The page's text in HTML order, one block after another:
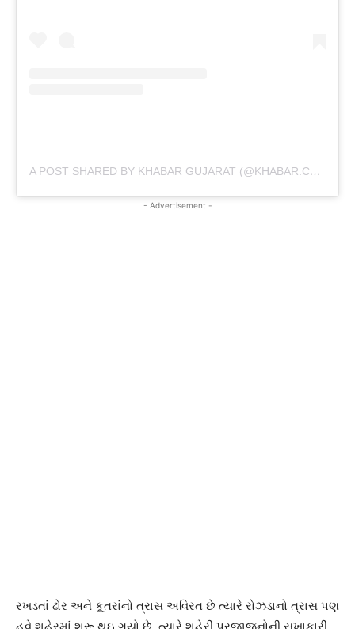
A POST SHARED BY KHABAR GUJARAT (@KHABAR.COMMUNICATION)
- Advertisement -
રખડતાં ઢોર અને કૂતરાંનો ત્રાસ અવિરત છે ત્યારે રોઝડાનો ત્રાસ પણ